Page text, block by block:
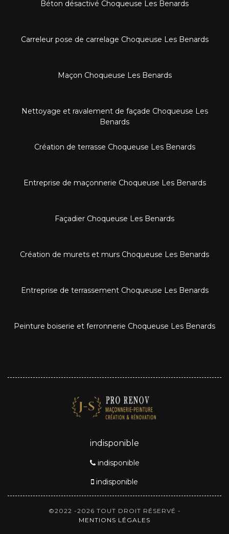
Béton désactivé Choqueuse Les Benards
Carreleur pose de carrelage Choqueuse Les Benards
Maçon Choqueuse Les Benards
Nettoyage et ravalement de façade Choqueuse Les
Benards
Création de terrasse Choqueuse Les Benards
Entreprise de maçonnerie Choqueuse Les Benards
Façadier Choqueuse Les Benards
Création de murets et murs Choqueuse Les Benards
Entreprise de terrassement Choqueuse Les Benards
Peinture boiserie et ferronnerie Choqueuse Les Benards
indisponible
indisponible
indisponible
©2022 -2026 TOUT DROIT RÉSERVÉ -
MENTIONS LÉGALES